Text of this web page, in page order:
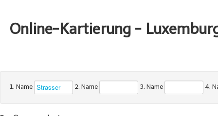
Online-Kartierung -
1. Name 2. Name 3. Name 4.